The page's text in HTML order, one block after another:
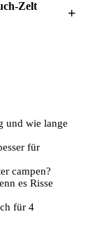
Zelt
+
und wie lange
für
campen?
es Risse
für 4